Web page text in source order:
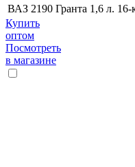
ВАЗ 2190 Гранта 1,6 л.
Купить
оптом
Посмотреть
в магазине